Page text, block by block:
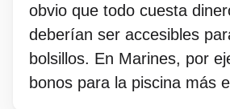
obvio que todo cuesta
deberían ser accesibles
bolsillos. En Marines, por
bonos para la piscina más